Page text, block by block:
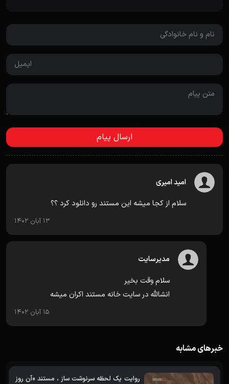
امید امیری
سلام از کجا میشه این مستند رو دانلود کرد ؟؟
13 آبان 1402
مدیرسایت
سلام وقت بخیر
انشالله در سایت خانه مستند اکران میشه
15 آبان 1402
خبرهای مشابه
روایت یک لحظه سرنوشت ساز ، مستند «آن روز